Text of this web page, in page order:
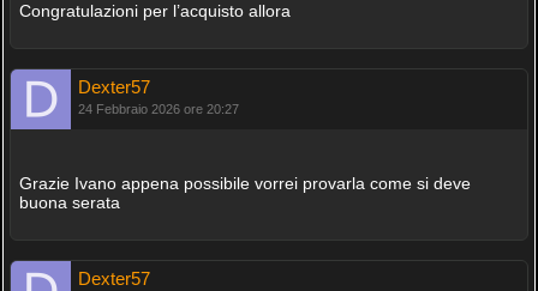
Congratulazioni per l’acquisto allora
Dexter57
24 Febbraio 2026 ore 20:27
Grazie Ivano appena possibile vorrei provarla come si deve
buona serata
Dexter57